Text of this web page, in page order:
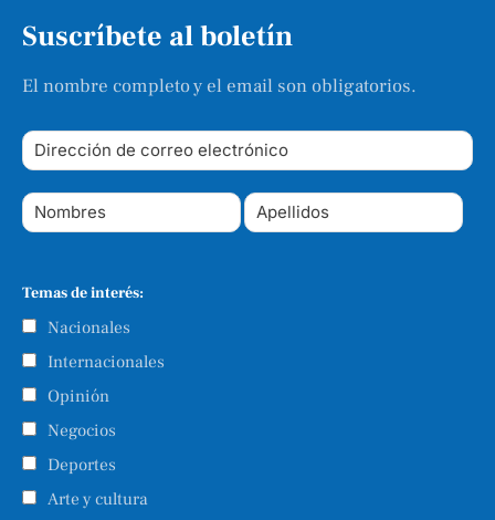
Suscríbete al boletín
El nombre completo y el email son obligatorios.
Temas de interés:
Nacionales
Internacionales
Opinión
Negocios
Deportes
Arte y cultura